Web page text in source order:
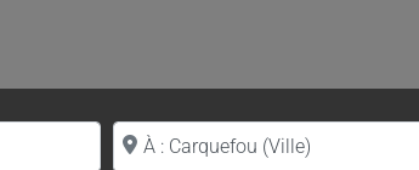
Proche de (ville ou région)